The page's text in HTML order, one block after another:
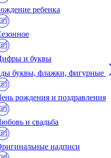
ребенка
и буквы
буквы, флажки, фигурные
рождения и поздравления
и свадьба
надписи